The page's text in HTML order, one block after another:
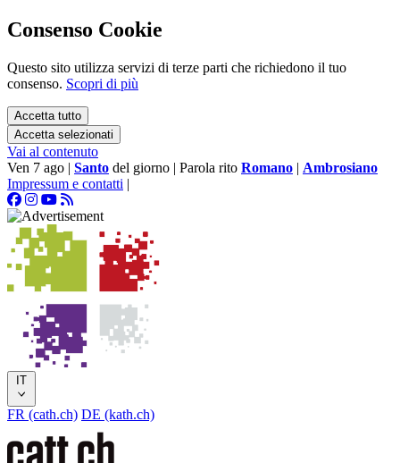
Consenso Cookie
Questo sito utilizza servizi di terze parti che richiedono il tuo
consenso. Scopri di più
Accetta tutto
Accetta selezionati
Vai al contenuto
Ven 7 ago | Santo del giorno | Parola rito Romano | Ambrosiano
Impressum e contatti |
IT
FR (cath.ch) DE (kath.ch)